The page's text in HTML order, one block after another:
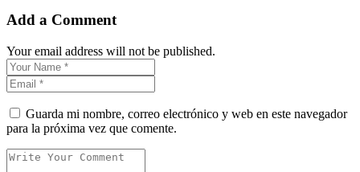
Add a Comment
Your email address will not be published.
Guarda mi nombre, correo electrónico y web en este navegador
para la próxima vez que comente.